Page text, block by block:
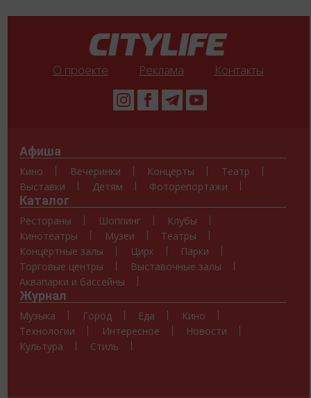
О проекте Реклама Контакты
Афиша
Кино Вечеринки Концерты
Театр
Выставки
Детям Фоторепортажи
Каталог
Рестораны Шоппинг
Клубы
Кинотеатры
Музеи
Театры
Концертные залы
Цирк
Парки
Торговые центры
Выставочные залы
Аквапарки и бассейны
Журнал
Музыка Город Еда
Кино
Технологии
Интересное
Новости
Культура
Стиль